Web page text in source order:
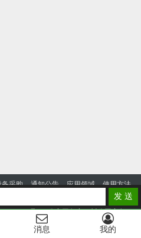
发 送
备采购 通知公告 应用领域
使用方法
号-4
公安网备案：川公网安备
号消息 我的